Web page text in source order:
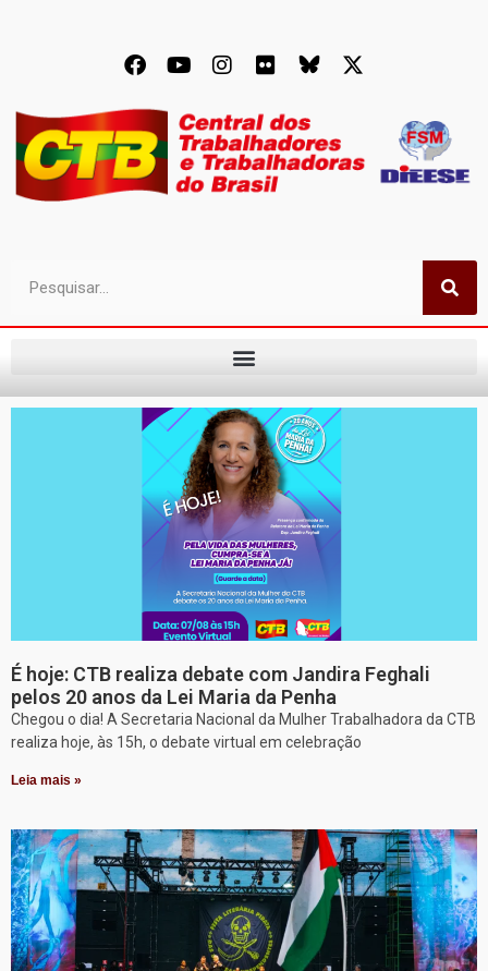
É hoje: CTB realiza debate com Jandira Feghali
pelos 20 anos da Lei Maria da Penha
Chegou o dia! A Secretaria Nacional da Mulher Trabalhadora da CTB
realiza hoje, às 15h, o debate virtual em celebração
Leia mais »